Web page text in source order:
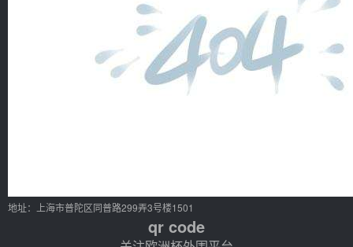
地址：上海市普陀区同普路299弄3号楼1501
qr code